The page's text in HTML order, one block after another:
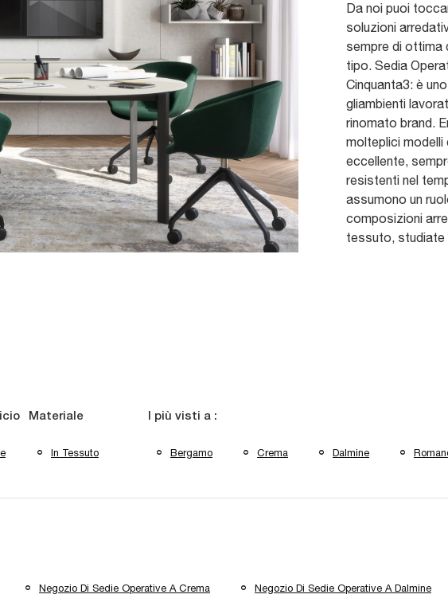
Da noi puoi
soluzioni
sempre di ottima
tipo. Sedia
Cinquanta3: è
gliambienti
rinomato brand.
molteplici modelli
eccellente,
resistenti nel
assumono un
composizioni
tessuto, studiate
Materiale
In Tessuto
I più visti a :
Bergamo Crema Dalmine
Negozio Di Sedie Operative A Crema Negozio Di Sedie Operative A Dalmine